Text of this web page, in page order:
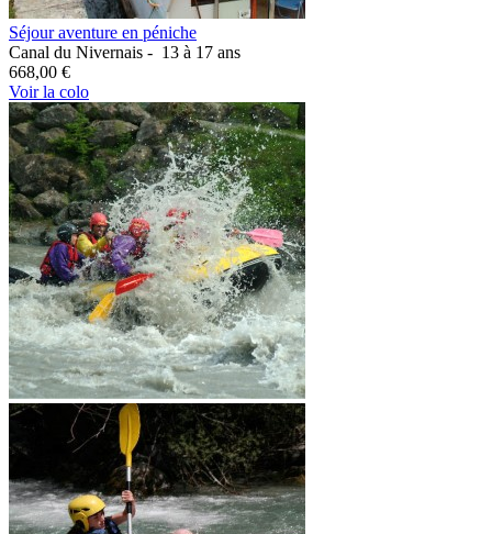
Séjour aventure en péniche
Canal du Nivernais - 13 à 17 ans
668,00 €
Voir la colo